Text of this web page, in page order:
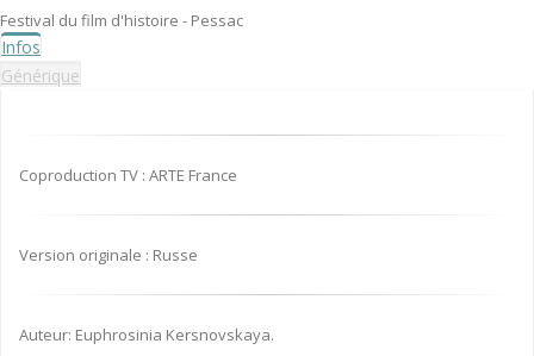
Festival du film d'histoire - Pessac
Infos
Générique
Coproduction TV : ARTE France
Version originale : Russe
Auteur: Euphrosinia Kersnovskaya.